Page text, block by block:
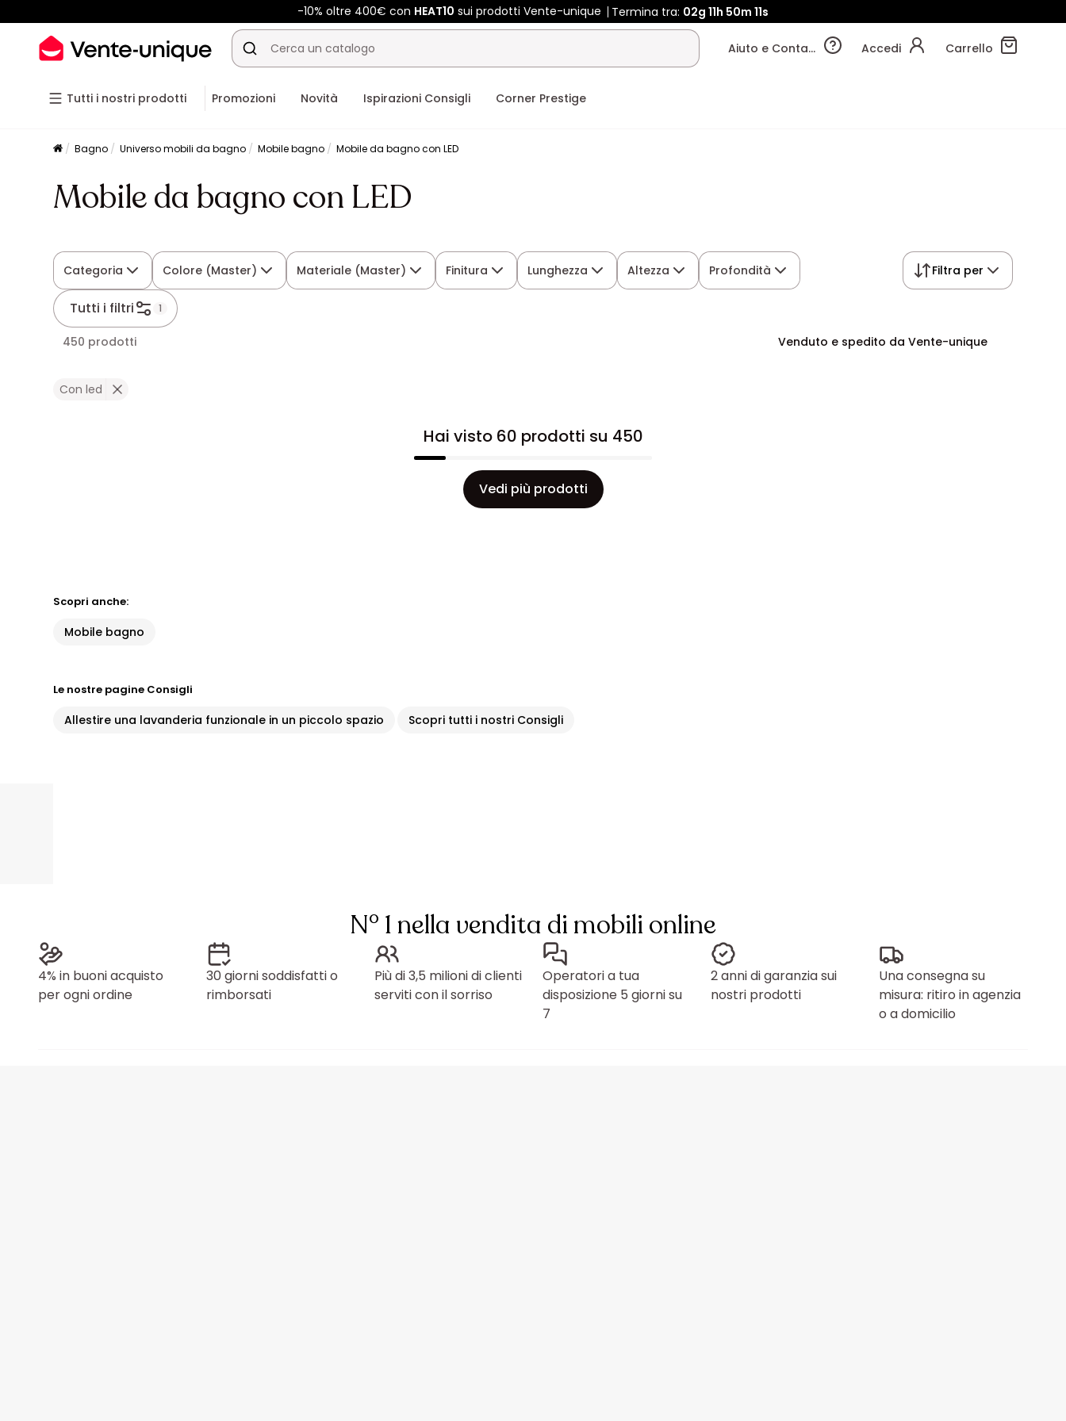
-10% oltre 400€ con HEAT10sui prodotti Vente-unique Termina tra: 02g 11h 50m 10s
Aiuto e Contatti Accedi Carrello
Tutti i nostri prodotti Promozioni Novità Ispirazioni Consigli Corner Prestige
Bagno Universo mobili da bagno Mobile bagno Mobile da bagno con LED
Mobile da bagno con LED
Categoria Colore (Master) Materiale (Master) Finitura Lunghezza Altezza Profondità
Tutti i filtri 1
Filtra per
450 prodotti Venduto e spedito da Vente-unique
Con led
Hai visto 60 prodotti su 450
Vedi più prodotti
Scopri anche:
Mobile bagno
Le nostre pagine Consigli
Allestire una lavanderia funzionale in un piccolo spazio Scopri tutti i nostri Consigli
N° 1 nella vendita di mobili online
4% in buoni acquisto
per ogni ordine
30 giorni soddisfatti o
rimborsati
Più di 3,5 milioni di clienti
serviti con il sorriso
Operatori a tua
disposizione 5 giorni su
7
2 anni di garanzia sui
nostri prodotti
Una consegna su
misura: ritiro in agenzia
o a domicilio